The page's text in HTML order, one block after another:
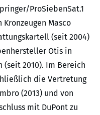
ProSiebenSat.1
Masco
(seit 2004)
Otis in
(seit 2010). Im Bereich
die Vertretung
(2013) und von
mit DuPont zu